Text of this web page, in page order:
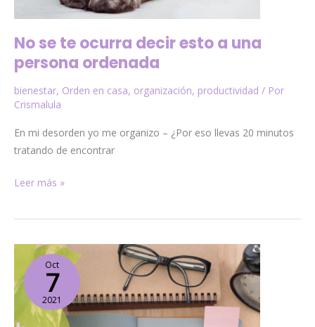
No se te ocurra decir esto a una
persona ordenada
bienestar, Orden en casa, organización, productividad / Por
Crismalula
En mi desorden yo me organizo – ¿Por eso llevas 20 minutos
tratando de encontrar
Leer más »
Oct
7
2021
Time
Blocking